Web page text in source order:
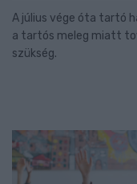
A július vége óta tartó
a tartós meleg miatt
szükség.